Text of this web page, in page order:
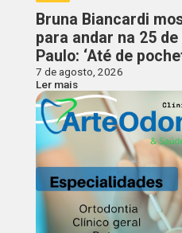
Bruna Biancardi
para andar na 25
Paulo: ‘Até de
7 de agosto, 2026
Ler mais